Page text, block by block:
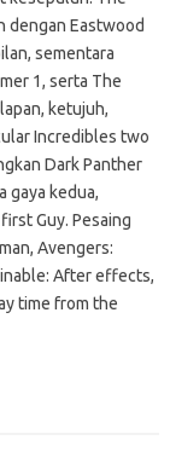
dengan Eastwood
sementara
1, serta The
ketujuh,
Incredibles two
Dark Panther
gaya kedua,
Guy. Pesaing
Avengers:
After effects,
time from the